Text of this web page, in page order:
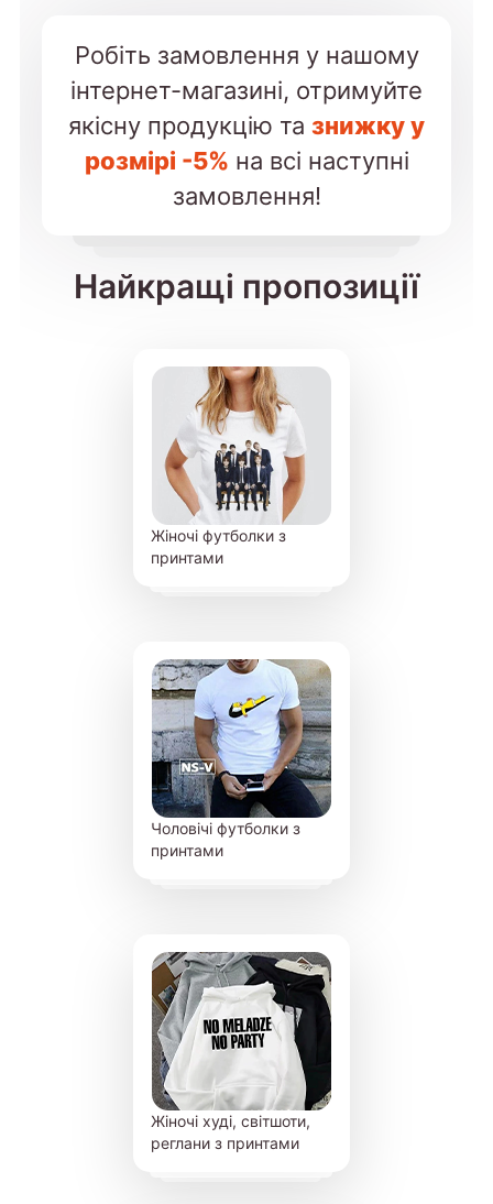
Робіть замовлення у нашому
інтернет-магазині, отримуйте
якісну продукцію та знижку у
розмірі -5% на всі наступні
замовлення!
Найкращі пропозиції
Жіночі футболки з
принтами
Чоловічі футболки з
принтами
Жіночі худі, світшоти,
реглани з принтами